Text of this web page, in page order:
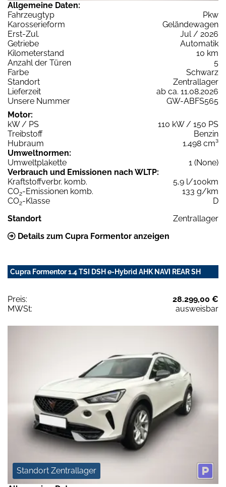
Allgemeine Daten:
Fahrzeugtyp
Pkw
Karosserieform
Geländewagen
Erst-Zul.
Jul / 2026
Getriebe
Automatik
Kilometerstand
10 km
Anzahl der Türen
5
Farbe
Schwarz
Standort
Zentrallager
Lieferzeit
ab ca. 11.08.2026
Unsere Nummer
GW-ABFS565
Motor:
kW / PS
110 kW / 150 PS
Treibstoff
Benzin
Hubraum
1.498 cm³
Umweltnormen:
Umweltplakette
1 (None)
Verbrauch und Emissionen nach WLTP:
Kraftstoffverbr. komb.
5,9 l/100km
CO2-Emissionen komb.
133 g/km
CO2-Klasse
D
Standort
Zentrallager
Details zum Cupra Formentor anzeigen
Cupra Formentor 1.4 TSI DSH e-Hybrid AHK NAVI REAR SH
Preis:
28.299,00 €
MWSt:
ausweisbar
Standort Zentrallager